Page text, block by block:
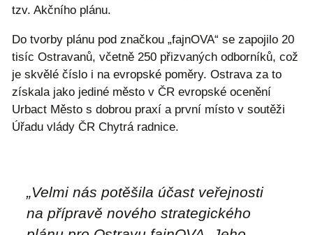
tzv. Akčního plánu.
Do tvorby plánu pod značkou „fajnOVA“ se zapojilo 20
tisíc Ostravanů, včetně 250 přizvaných odborníků, což
je skvělé číslo i na evropské poměry. Ostrava za to
získala jako jediné město v ČR evropské ocenění
Urbact Město s dobrou praxí a první místo v soutěži
Úřadu vlády ČR Chytrá radnice.
„Velmi nás potěšila účast veřejnosti
na přípravě nového strategického